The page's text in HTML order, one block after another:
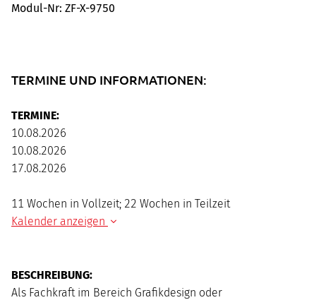
Modul-Nr: ZF-X-9750
TERMINE UND INFORMATIONEN:
TERMINE:
10.08.2026
10.08.2026
17.08.2026
11 Wochen in Vollzeit; 22 Wochen in Teilzeit
Kalender anzeigen
Mo Di
BESCHREIBUNG:
Als Fachkraft im Bereich Grafikdesign oder